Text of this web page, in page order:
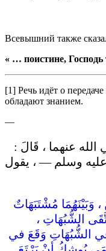
Всевышний также
« … поистине, Господь
[1] Речь идёт о
обладают знанием.
—
عنهما ، قَالَ :
وسلم — ، يقول
وَبَيْنَهُمَا مُشْتَبَهَاتٌ
الشُّبُهَاتِ ،
الشُّبُهَاتِ وَقَعَ في